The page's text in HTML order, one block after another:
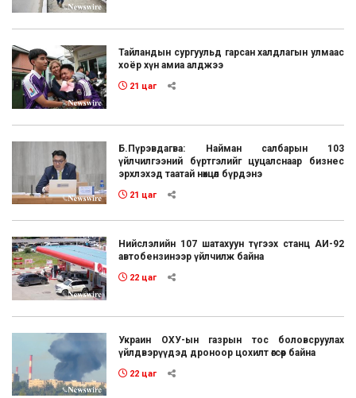
Тайландын сургуульд гарсан халдлагын улмаас
хоёр хүн амиа алджээ
21 цаг
Б.Пүрэвдагва: Найман салбарын 103
үйлчилгээний бүртгэлийг цуцалснаар бизнес
эрхлэхэд таатай нөхцөл бүрдэнэ
21 цаг
Нийслэлийн 107 шатахуун түгээх станц АИ-92
автобензинээр үйлчилж байна
22 цаг
Украин ОХУ-ын газрын тос боловсруулах
үйлдвэрүүдэд дроноор цохилт өгсөөр байна
22 цаг